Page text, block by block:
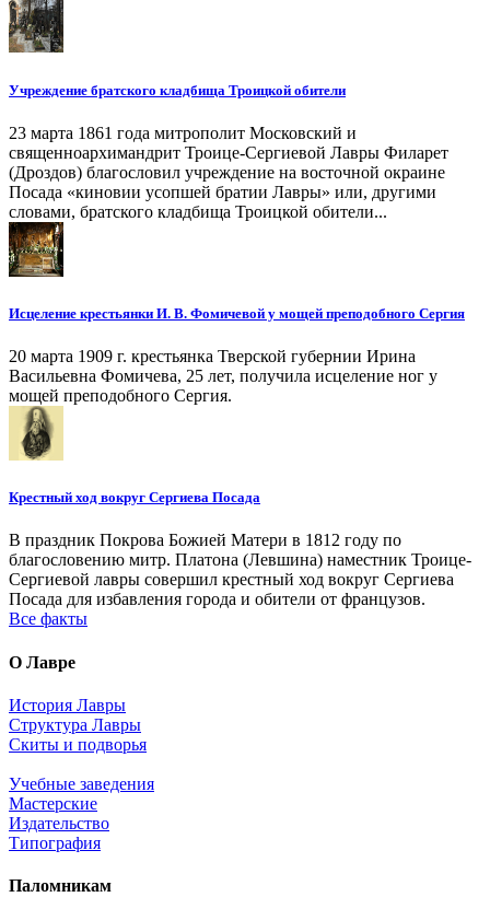
Учреждение братского кладбища Троицкой обители
23 марта 1861 года митрополит Московский и
священноархимандрит Троице-Сергиевой Лавры Филарет
(Дроздов) благословил учреждение на восточной окраине
Посада «киновии усопшей братии Лавры» или, другими
словами, братского кладбища Троицкой обители...
Исцеление крестьянки И. В. Фомичевой у мощей преподобного Сергия
20 марта 1909 г. крестьянка Тверской губернии Ирина
Васильевна Фомичева, 25 лет, получила исцеление ног у
мощей преподобного Сергия.
Крестный ход вокруг Сергиева Посада
В праздник Покрова Божией Матери в 1812 году по
благословению митр. Платона (Левшина) наместник Троице-
Сергиевой лавры совершил крестный ход вокруг Сергиева
Посада для избавления города и обители от французов.
Все факты
О Лавре
История Лавры
Структура Лавры
Скиты и подворья
Учебные заведения
Мастерские
Издательство
Типография
Паломникам